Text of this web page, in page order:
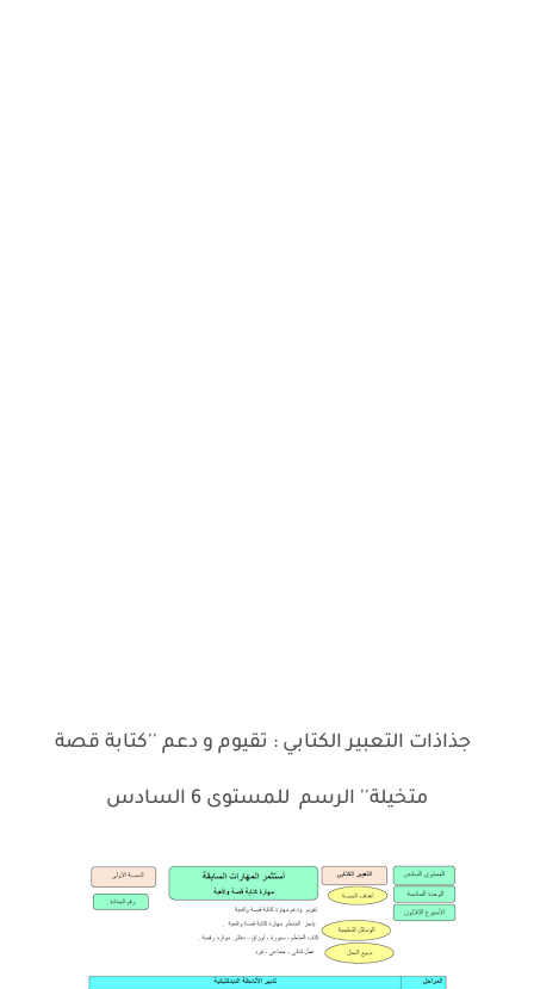
جذاذات التعبير الكتابي : تقيوم و دعم ''كتابة قصة
متخيلة'' الرسم للمستوى 6 السادس